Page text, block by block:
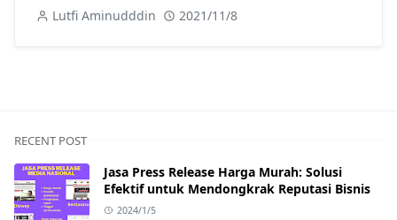
Lutfi Aminudddin 2021/11/8
RECENT POST
Jasa Press Release Harga Murah: Solusi
Efektif untuk Mendongkrak Reputasi Bisnis
2024/1/5